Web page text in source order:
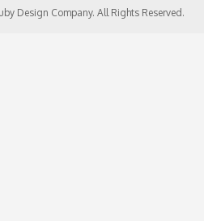
Design Company. All Rights Reserved.